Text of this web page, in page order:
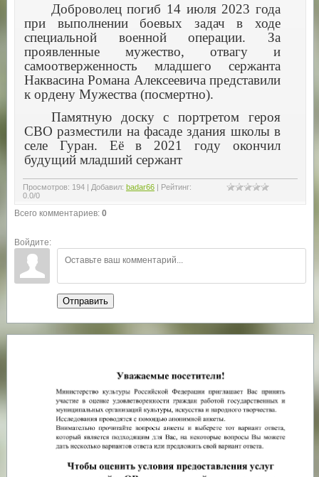
Доброволец погиб 14 июля 2023 года
при выполнении боевых задач в ходе
специальной военной операции. За
проявленные мужество, отвагу и
самоотверженность младшего сержанта
Наквасина Романа Алексеевича представили
к ордену Мужества (посмертно).
Памятную доску с портретом героя
СВО разместили на фасаде здания школы в
селе Гуран. Её в 2021 году окончил
будущий младший сержант
Просмотров: 194| Добавил: badar66 | Рейтинг:
0.0/0
Всего комментариев: 0
Войдите:
Отправить